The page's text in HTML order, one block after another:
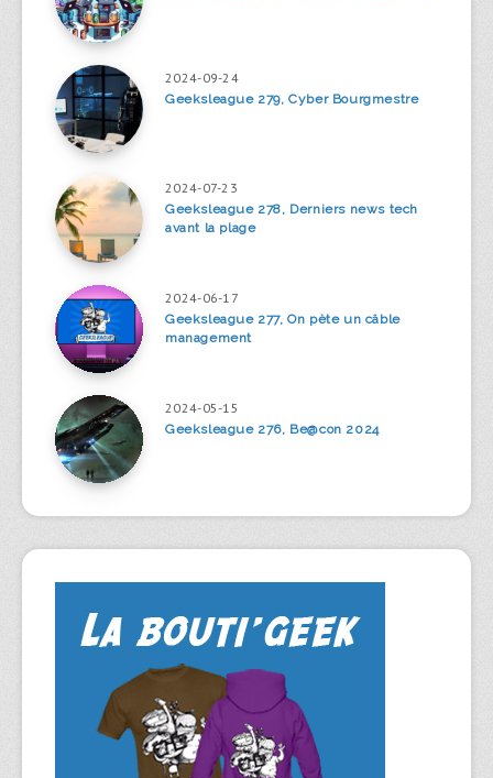
2024-09-24
Geeksleague 279, Cyber Bourgmestre
2024-07-23
Geeksleague 278, Derniers news tech
avant la plage
2024-06-17
Geeksleague 277, On pète un câble
management
2024-05-15
Geeksleague 276, Be@con 2024